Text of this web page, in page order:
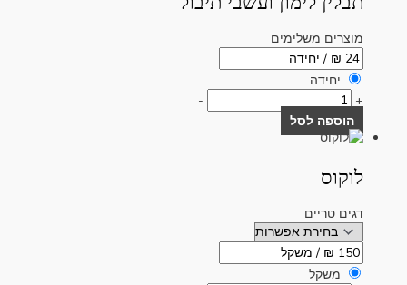
מוצרים משלימים
יחידה
+
-
הוספה לסל
לוקוס
דגים טריים
משקל